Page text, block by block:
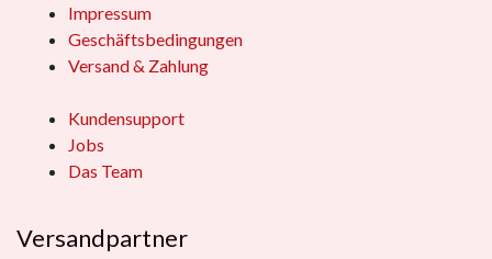
Impressum
Geschäftsbedingungen
Versand & Zahlung
Kundensupport
Jobs
Das Team
Versandpartner